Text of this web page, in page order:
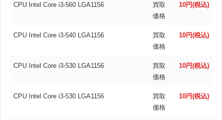
CPU Intel Core i3-560 LGA1156
買取
価格
10円(税込)
CPU Intel Core i3-540 LGA1156
買取
価格
10円(税込)
CPU Intel Core i3-530 LGA1156
買取
価格
10円(税込)
CPU Intel Core i3-530 LGA1156
買取
価格
10円(税込)